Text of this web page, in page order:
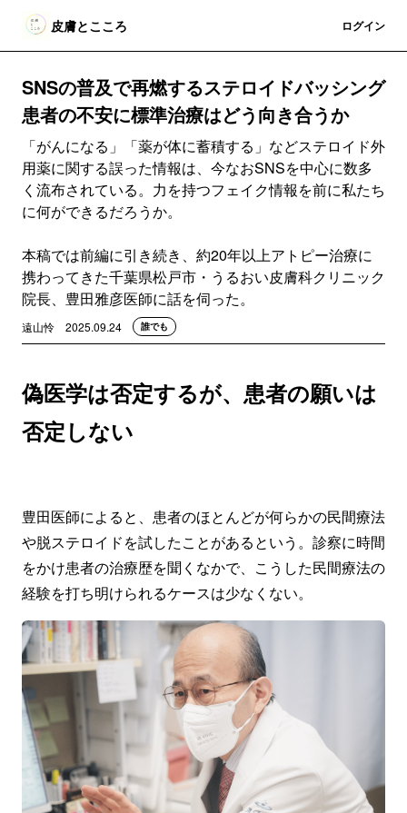
皮膚とこころ ログイン
SNSの普及で再燃するステロイドバッシング
患者の不安に標準治療はどう向き合うか
「がんになる」「薬が体に蓄積する」などステロイド外
用薬に関する誤った情報は、今なおSNSを中心に数多
く流布されている。力を持つフェイク情報を前に私たち
に何ができるだろうか。
本稿では前編に引き続き、約20年以上アトピー治療に
携わってきた千葉県松戸市・うるおい皮膚科クリニック
院長、豊田雅彦医師に話を伺った。
遠山怜 2025.09.24 誰でも
偽医学は否定するが、患者の願いは
否定しない
豊田医師によると、患者のほとんどが何らかの民間療法
や脱ステロイドを試したことがあるという。診察に時間
をかけ患者の治療歴を聞くなかで、こうした民間療法の
経験を打ち明けられるケースは少なくない。